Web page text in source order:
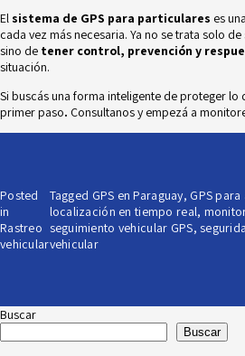
El sistema de GPS para particulares es
cada vez más necesaria. Ya no se trata solo
sino de tener control, prevención y
situación.
Si buscás una forma inteligente de proteger lo
primer paso. Consultanos y empezá a
Posted
in
Rastreo
vehicular
Tagged GPS en Paraguay, GPS
localización en tiempo real,
seguimiento vehicular GPS,
vehicular
Buscar
Buscar